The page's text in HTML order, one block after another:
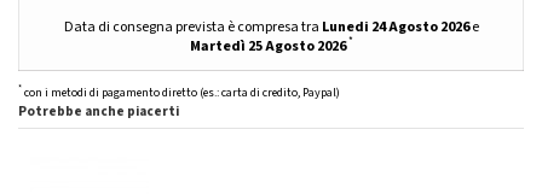
Data di consegna prevista è compresa tra Lunedi 24 Agosto 2026e
Martedì 25 Agosto 2026 *
* con i metodi di pagamento diretto (es.: carta di credito, Paypal)
Potrebbe anche piacerti